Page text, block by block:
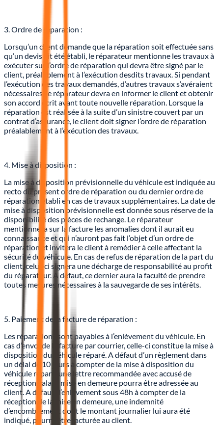
3. Ordre de réparation :
Lorsqu’un client demande que la réparation soit effectuée sans
qu’un devis ait été établi, le réparateur mentionne les travaux à
exécuter sur l’ordre de réparation qui devra être signé par le
client, préalablement à l’exécution desdits travaux. Si pendant
l’exécution des travaux demandés, d’autres travaux s’avéraient
nécessaires, le réparateur devra en informer le client et obtenir
son accord écrit avant toute nouvelle réparation. Lorsque la
réparation est réalisée à la suite d’un sinistre couvert par un
contrat d’assurance, le client doit signer l’ordre de réparation
préalablement à l’exécution des travaux.
4. Mise à disposition :
La mise à disposition prévisionnelle du véhicule est indiquée au
recto du présent ordre de réparation ou du dernier ordre de
réparation établi en cas de travaux supplémentaires. La date de
mise à disposition prévisionnelle est donnée sous réserve de la
disponibilité des pièces de rechange. Le réparateur
mentionnera sur la facture les anomalies dont il aurait eu
connaissance et qui n’auront pas fait l’objet d’un ordre de
réparation et invitera le client à remédier à celle affectant la
sécurité du véhicule. En cas de refus de réparation de la part du
client, celui-ci signera une décharge de responsabilité au profit
du réparateur. A défaut, ce dernier aura la faculté de prendre
toutes mesures nécessaires à la sauvegarde de ses intérêts.
5. Paiement de la facture de réparation :
Les réparations sont payables à l’enlèvement du véhicule. En
cas d’envoi de la facture par courrier, celle-ci constitue la mise à
disposition du véhicule réparé. A défaut d’un règlement dans
un délai de 10 jours à compter de la mise à disposition du
véhicule réparé, une lettre recommandée avec accusé de
réception valant mise en demeure pourra être adressée au
client. A défaut d’enlèvement sous 48h à compter de la
réception de la mise en demeure, une indemnité
d’encombrement dont le montant journalier lui aura été
indiqué, pourra être facturée au client.